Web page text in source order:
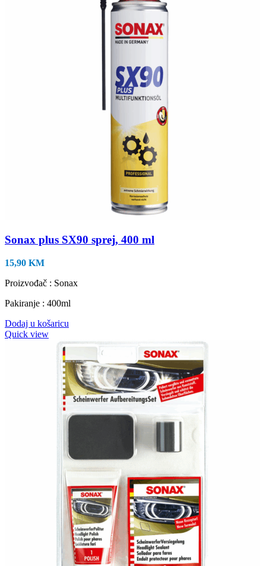
Sonax plus SX90 sprej, 400 ml
15,90 KM
Proizvođač : Sonax
Pakiranje : 400ml
Dodaj u košaricu
Quick view